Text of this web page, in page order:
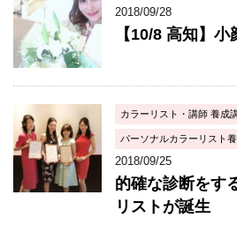
2018/09/28
【10/8 高知】
カラーリスト・講師 養成
パーソナルカラーリスト
2018/09/25
的確な診断をす
リストが誕生